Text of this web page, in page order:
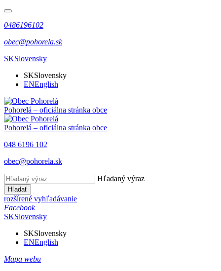
0486196102
obec@pohorela.sk
SKSlovensky
SKSlovensky
ENEnglish
Pohorelá – oficiálna stránka obce
Pohorelá – oficiálna stránka obce
048 6196 102
obec@pohorela.sk
Hľadaný výraz
Hľadať
rozšírené vyhľadávanie
Facebook
SKSlovensky
SKSlovensky
ENEnglish
Mapa webu